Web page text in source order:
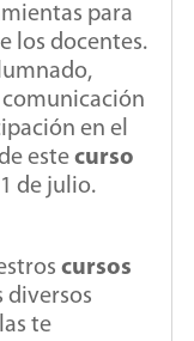
para
los docentes.
en el
este curso
de julio.
cursos
diversos
te